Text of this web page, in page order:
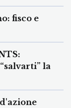
fisco e
la